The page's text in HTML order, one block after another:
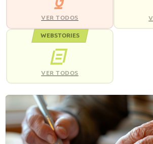
VER TODOS
WEBSTORIES
VER TODOS